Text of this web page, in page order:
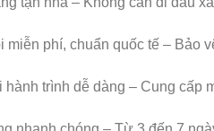
miễn phí, chuẩn quốc tế – Bảo
hành trình dễ dàng – Cung cấp